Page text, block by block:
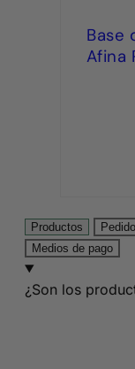
Base
Afina
Productos
Medios de pago
¿Son los